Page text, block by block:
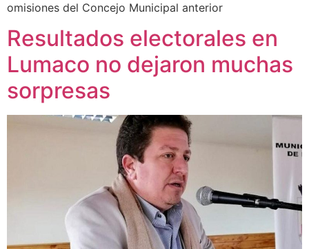
omisiones del Concejo Municipal anterior
Resultados electorales en
Lumaco no dejaron muchas
sorpresas